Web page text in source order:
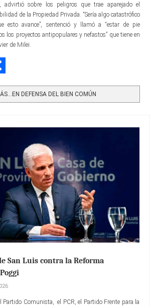
advirtió sobre los peligros que trae aparejado el
de la Propiedad Privada. “Sería algo catastrófico
esto avance”, sentenció y llamó a “estar de pie
los proyectos antipopulares y nefastos” que tiene en
de Milei.
DEFENSA DEL BIEN COMÚN
San Luis contra la Reforma
Partido Comunista, el PCR, el Partido Frente para la